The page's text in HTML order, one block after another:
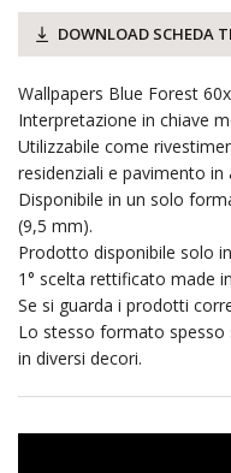
DOWNLOAD SCHEDA
Wallpapers Blue Forest
Interpretazione in chiave
Utilizzabile come
residenziali e pavimento in
Disponibile in un solo
(9,5 mm).
Prodotto disponibile solo
1° scelta rettificato made
Se si guarda i prodotti
Lo stesso formato spesso
in diversi decori.